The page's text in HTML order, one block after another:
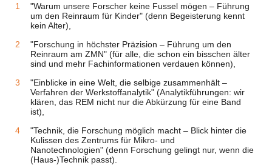
"Warum unsere Forscher keine Fussel mögen – Führung
um den Reinraum für Kinder" (denn Begeisterung kennt
kein Alter),
"Forschung in höchster Präzision – Führung um den
Reinraum am ZMN" (für alle, die schon ein bisschen älter
sind und mehr Fachinformationen verdauen können),
"Einblicke in eine Welt, die selbige zusammenhält –
Verfahren der Werkstoffanalytik" (Analytikführungen: wir
klären, das REM nicht nur die Abkürzung für eine Band
ist),
"Technik, die Forschung möglich macht – Blick hinter die
Kulissen des Zentrums für Mikro- und
Nanotechnologien" (denn Forschung gelingt nur, wenn die
(Haus-)Technik passt).